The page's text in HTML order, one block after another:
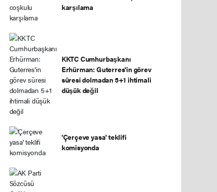
karşılama
KKTC Cumhurbaşkanı
Erhürman: Guterres'in görev
süresi dolmadan 5+1 ihtimali
düşük değil
'Çerçeve yasa' teklifi
komisyonda